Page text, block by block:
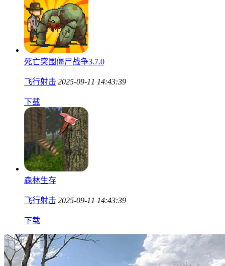
死亡突围僵尸战争3.7.0
飞行射击|2025-09-11 14:43:39
下载
森林生存
飞行射击|2025-09-11 14:43:39
下载